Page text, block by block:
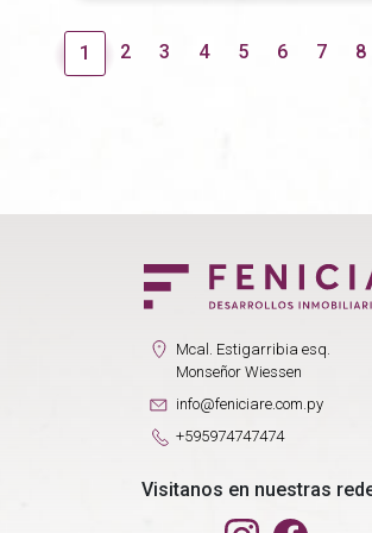
1 2 3 4 5 6 7 8
Mcal. Estigarribia esq.
Monseñor Wiessen
info@feniciare.com.py
+595974747474
Visitanos en nuestras